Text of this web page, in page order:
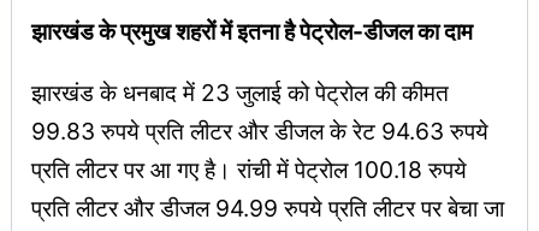
झारखंड के प्रमुख शहरों में इतना है पेट्रोल-डीजल का दाम
झारखंड के धनबाद में 23 जुलाई को पेट्रोल की कीमत
99.83 रुपये प्रति लीटर और डीजल के रेट 94.63 रुपये
प्रति लीटर पर आ गए है। रांची में पेट्रोल 100.18 रुपये
प्रति लीटर और डीजल 94.99 रुपये प्रति लीटर पर बेचा जा